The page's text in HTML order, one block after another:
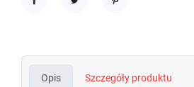
Opis Szczegóły produktu